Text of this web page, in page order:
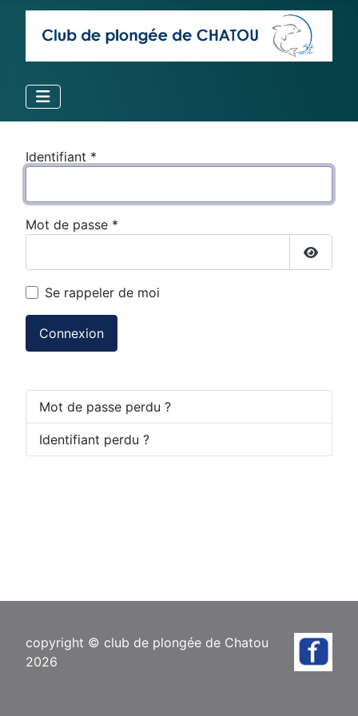
Identifiant *
Mot de passe *
Se rappeler de moi
Connexion
Mot de passe perdu ?
Identifiant perdu ?
copyright © club de plongée de Chatou
2026